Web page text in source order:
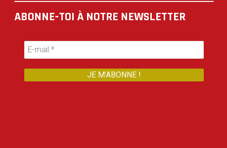
ABONNE-TOI À NOTRE NEWSLETTER